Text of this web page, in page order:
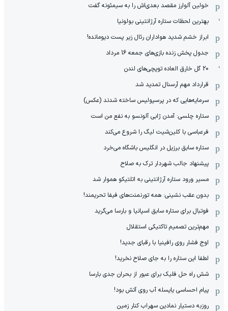
خولین آلوارز مقصد بعدی‌اش را به سیمئونه گفت
بهترین لحظات ستاره آرژانتینی بولونیا
ابراز خشم شدید هواداران رئال زیر پست دیومانده!
جدول پخش زنده بازی‌های جمعه 16 مرداد
20 گل خارق العاده توپچی‌های لندن
قرارداد مهم آرسنال تمدید شد
سرمایه‌هایی که در پرسپولیس ساخته شدند (عکس)
ستاره چلسی: آمدن ژابی آلونسو به نفع من است
فرعباسی با کلین‌شیت لیگ را شروع می‌کند
ستاره سابق برزیل در انگلیس باشگاه می‌خرد
پیشنهاد جالب شهردار ترک به صلاح
مسیر ورود ستاره آرژانتینی به اتلتیکو هموار شد
بدون عقب نشینی: همه تورنمنت‌های فیفا تحریمند!
فوتبال برای ستاره سابق اسپانیا و بارسا می‌گرید
مهم‌ترین تصمیم تاکتیکی استقلال
اوج فشار روی رافینیا با رقبای جدید!
لطفا این ستاره را به جای صلاح نخرید!
شش راه حل فلیک برای عبور از بحران جدی بارسا
پیام احساسی یایسله آب روی آتش بود!
روزبه دستیار نمادین سهراب کنار زمین